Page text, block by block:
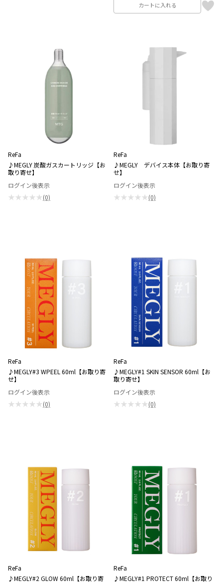
カートに入れる
ReFa
♪MEGLY 炭酸ガスカートリッジ【お
取り寄せ】
ログイン後表示
★★★★★(0)
ReFa
♪MEGLY デバイス本体【お取り寄
せ】
ログイン後表示
★★★★★(0)
ReFa
♪MEGLY#3 WPEEL 60ml【お取り寄
せ】
ログイン後表示
★★★★★(0)
ReFa
♪MEGLY#1 SKIN SENSOR 60ml【お
取り寄せ】
ログイン後表示
★★★★★(0)
ReFa
♪MEGLY#2 GLOW 60ml【お取り寄
ReFa
♪MEGLY#1 PROTECT 60ml【お取り